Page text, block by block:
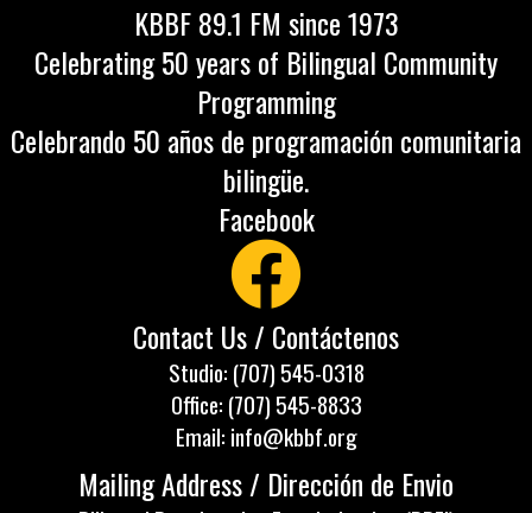
KBBF 89.1 FM since 1973
Celebrating 50 years of Bilingual Community
Programming
Celebrando 50 años de programación comunitaria
bilingüe.
Facebook
Contact Us / Contáctenos
Studio: (707) 545-0318
Office: (707) 545-8833
Email: info@kbbf.org
Mailing Address / Dirección de Envio